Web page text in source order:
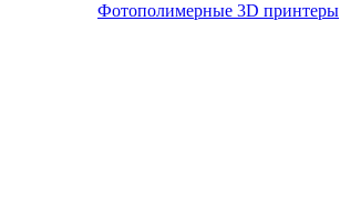
Фотополимерные 3D принтеры